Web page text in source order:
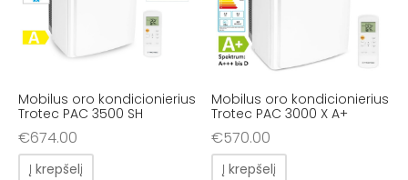
Mobilus oro kondicionierius
Trotec PAC 3500 SH
€674.00
Į krepšelį
Mobilus oro kondicionierius
Trotec PAC 3000 X A+
€570.00
Į krepšelį